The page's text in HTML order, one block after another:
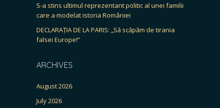
S-a stins ultimul reprezentant politic al unei familii
care a modelat istoria României
DECLARAȚIA DE LA PARIS: „Să scăpăm de tirania
falsei Europe!”
ARCHIVES
August 2026
July 2026